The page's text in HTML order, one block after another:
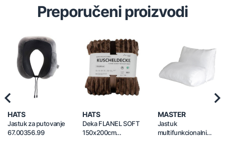
Preporučeni proizvodi
HATS
Jastuk za putovanje
67.00356.99
HATS
Deka FLANEL SOFT
150x200cm
MASTER
Jastuk
multifunkcionalni